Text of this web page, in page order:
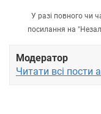
У разі повного чи
посилання на
Модератор
Читати всі пости